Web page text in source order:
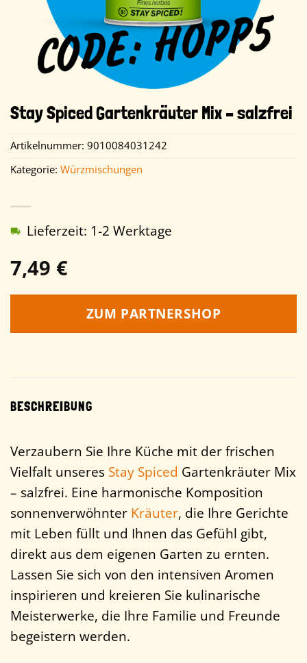
Stay Spiced Gartenkräuter Mix – salzfrei
7,49 €
Lieferzeit: 1-2 Werktage
ZUM PARTNERSHOP
Artikelnummer: 9010084031242
Kategorie: Würzmischungen
BESCHREIBUNG
Verzaubern Sie Ihre Küche mit der frischen
Vielfalt unseres Stay Spiced Gartenkräuter Mix
– salzfrei. Eine harmonische Komposition
sonnenverwöhnter Kräuter, die Ihre Gerichte
mit Leben füllt und Ihnen das Gefühl gibt,
direkt aus dem eigenen Garten zu ernten.
Lassen Sie sich von den intensiven Aromen
inspirieren und kreieren Sie kulinarische
Meisterwerke, die Ihre Familie und Freunde
begeistern werden.